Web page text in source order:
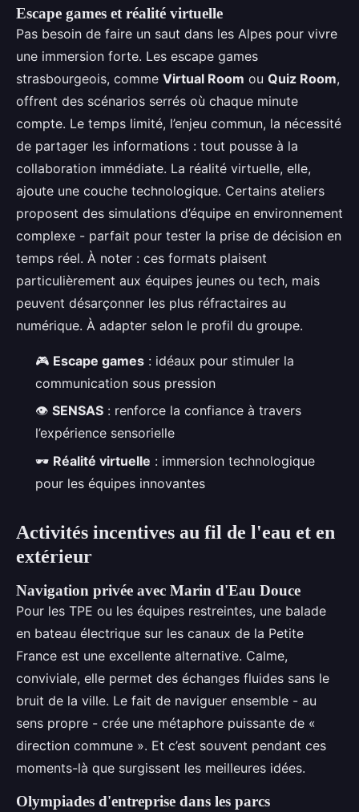
Escape games et réalité virtuelle
Pas besoin de faire un saut dans les Alpes pour vivre
une immersion forte. Les escape games
strasbourgeois, comme Virtual Room ou Quiz Room,
offrent des scénarios serrés où chaque minute
compte. Le temps limité, l’enjeu commun, la nécessité
de partager les informations : tout pousse à la
collaboration immédiate. La réalité virtuelle, elle,
ajoute une couche technologique. Certains ateliers
proposent des simulations d’équipe en environnement
complexe - parfait pour tester la prise de décision en
temps réel. À noter : ces formats plaisent
particulièrement aux équipes jeunes ou tech, mais
peuvent désarçonner les plus réfractaires au
numérique. À adapter selon le profil du groupe.
🎮 Escape games : idéaux pour stimuler la
communication sous pression
👁️ SENSAS : renforce la confiance à travers
l’expérience sensorielle
🕶️ Réalité virtuelle : immersion technologique
pour les équipes innovantes
Activités incentives au fil de l'eau et en
extérieur
Navigation privée avec Marin d'Eau Douce
Pour les TPE ou les équipes restreintes, une balade
en bateau électrique sur les canaux de la Petite
France est une excellente alternative. Calme,
conviviale, elle permet des échanges fluides sans le
bruit de la ville. Le fait de naviguer ensemble - au
sens propre - crée une métaphore puissante de «
direction commune ». Et c’est souvent pendant ces
moments-là que surgissent les meilleures idées.
Olympiades d'entreprise dans les parcs